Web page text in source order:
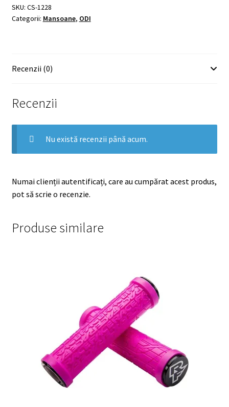
SKU: CS-1228
Categorii: Mansoane, ODI
Recenzii (0)
Recenzii
Nu există recenzii până acum.
Numai clienții autentificați, care au cumpărat acest produs,
pot să scrie o recenzie.
Produse similare